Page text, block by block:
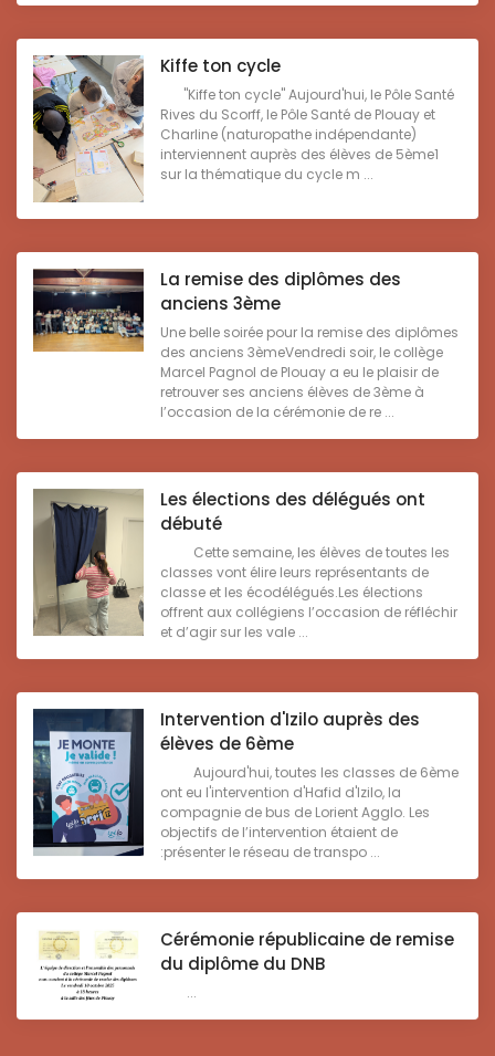
Kiffe ton cycle
"Kiffe ton cycle" Aujourd'hui, le Pôle Santé
Rives du Scorff, le Pôle Santé de Plouay et
Charline (naturopathe indépendante)
interviennent auprès des élèves de 5ème1
sur la thématique du cycle m ...
La remise des diplômes des
anciens 3ème
Une belle soirée pour la remise des diplômes
des anciens 3èmeVendredi soir, le collège
Marcel Pagnol de Plouay a eu le plaisir de
retrouver ses anciens élèves de 3ème à
l’occasion de la cérémonie de re ...
Les élections des délégués ont
débuté
Cette semaine, les élèves de toutes les
classes vont élire leurs représentants de
classe et les écodélégués.Les élections
offrent aux collégiens l’occasion de réfléchir
et d’agir sur les vale ...
Intervention d'Izilo auprès des
élèves de 6ème
Aujourd'hui, toutes les classes de 6ème
ont eu l'intervention d'Hafid d'Izilo, la
compagnie de bus de Lorient Agglo. Les
objectifs de l’intervention étaient de
:présenter le réseau de transpo ...
Cérémonie républicaine de remise
du diplôme du DNB
...